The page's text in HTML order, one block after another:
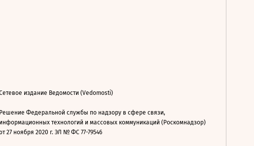
издание Ведомости (Vedomosti)
Решение Федеральной службы по надзору в сфере связи,
информационных технологий и массовых коммуникаций (Роскомнадзор)
27 ноября 2020 г. ЭЛ № ФС 77-79546